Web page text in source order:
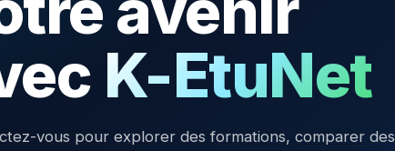
K-EtuNet
vous pour explorer des formations, comparer des